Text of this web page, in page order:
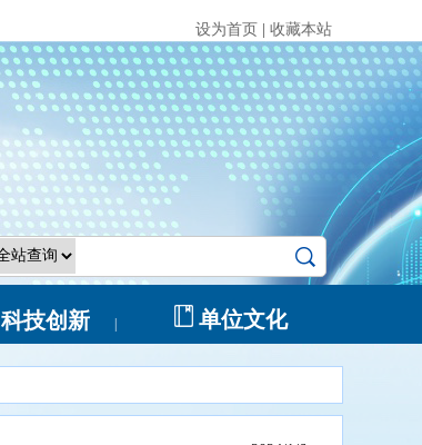
设为首页 收藏本站
科技创新 单位文化